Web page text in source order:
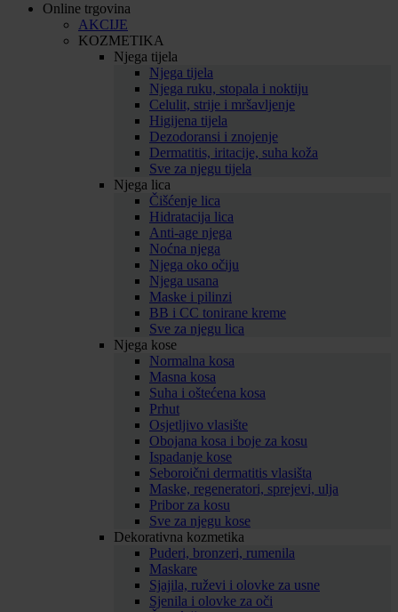
Online trgovina
AKCIJE
KOZMETIKA
Njega tijela
Njega tijela
Njega ruku, stopala i noktiju
Celulit, strije i mršavljenje
Higijena tijela
Dezodoransi i znojenje
Dermatitis, iritacije, suha koža
Sve za njegu tijela
Njega lica
Čišćenje lica
Hidratacija lica
Anti-age njega
Noćna njega
Njega oko očiju
Njega usana
Maske i pilinzi
BB i CC tonirane kreme
Sve za njegu lica
Njega kose
Normalna kosa
Masna kosa
Suha i oštećena kosa
Prhut
Osjetljivo vlasište
Obojana kosa i boje za kosu
Ispadanje kose
Seboroični dermatitis vlasišta
Maske, regeneratori, sprejevi, ulja
Pribor za kosu
Sve za njegu kose
Dekorativna kozmetika
Puderi, bronzeri, rumenila
Maskare
Sjajila, ruževi i olovke za usne
Sjenila i olovke za oči